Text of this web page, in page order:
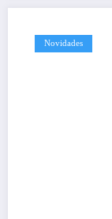
Novidades